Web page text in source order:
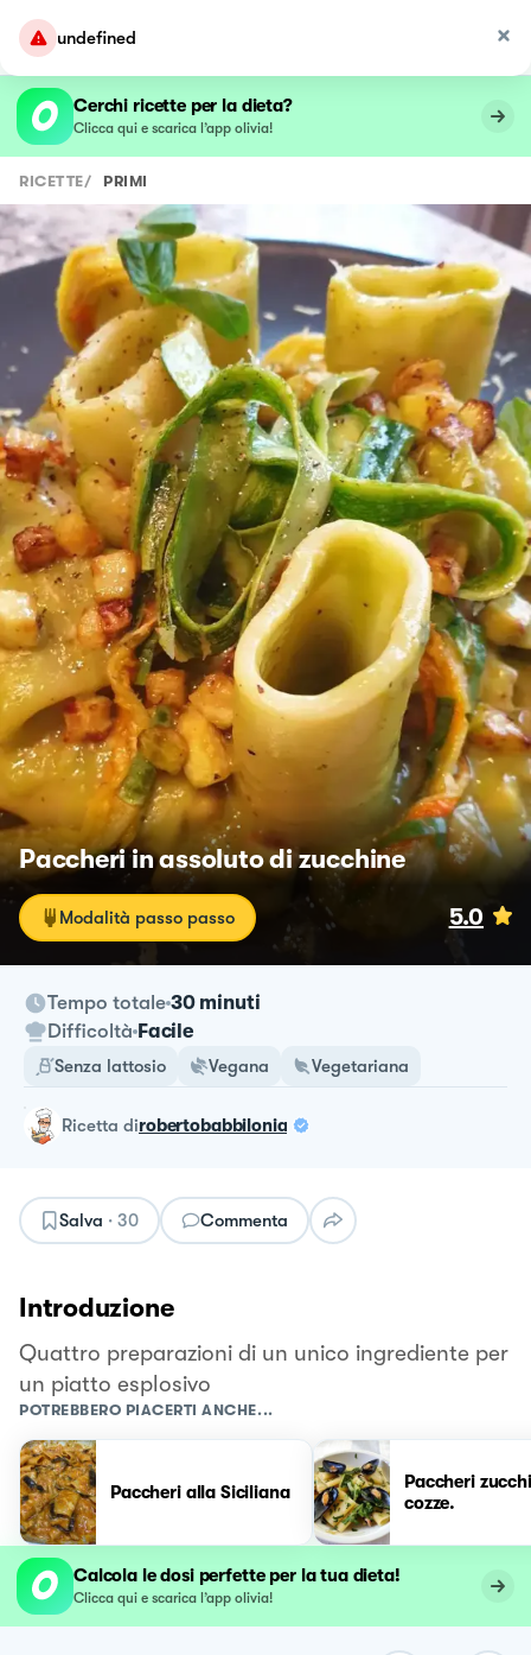
undefined
Cerchi ricette per la dieta?
Clicca qui e scarica l’app olivia!
RICETTE/ PRIMI
Paccheri in assoluto di zucchine
Modalità passo passo 5.0
Tempo totale 30 minuti
Difficoltà Facile
Senza lattosio Vegana Vegetariana
ricetta dirobertobabbilonia
Salva · 30 Commenta
Introduzione
Quattro preparazioni di un unico ingrediente per
un piatto esplosivo
POTREBBERO PIACERTI ANCHE...
Paccheri alla Siciliana
Paccheri
cozze.
Calcola le dosi perfette per la tua dieta!
Clicca qui e scarica l’app olivia!